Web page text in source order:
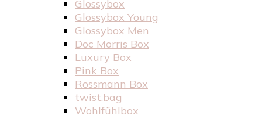
Glossybox
Glossybox Young
Glossybox Men
Doc Morris Box
Luxury Box
Pink Box
Rossmann Box
twist.bag
Wohlfühlbox